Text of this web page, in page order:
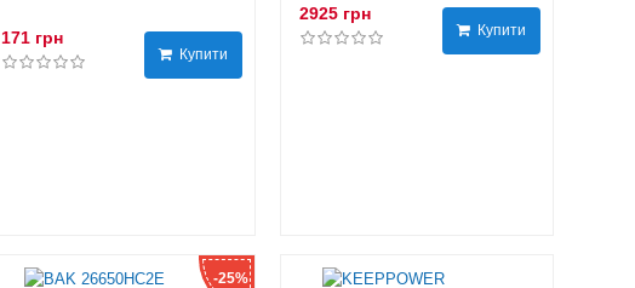
171 грн
Купити
2925 грн
Купити
-25%